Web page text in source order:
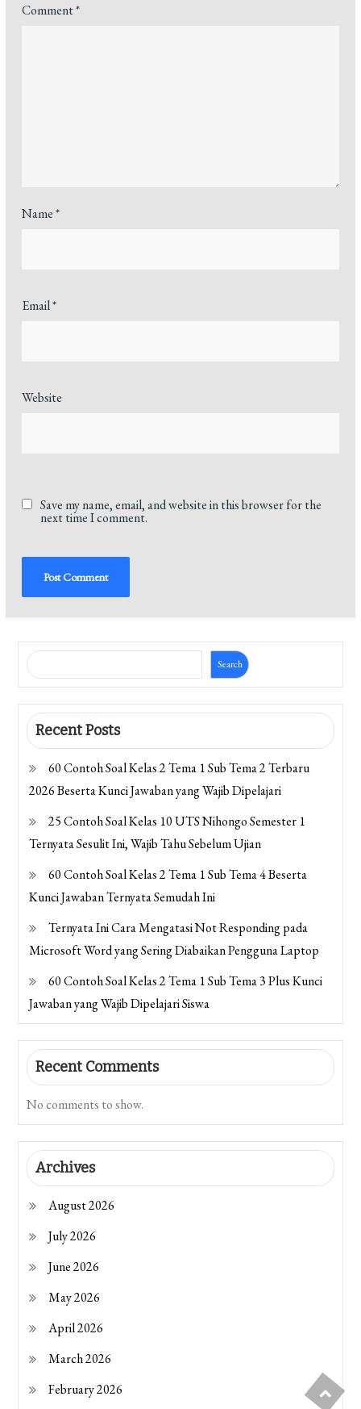
Comment*
Name*
Email*
Website
Save my name, email, and website in this browser for the
next time I comment.
Search
Recent Posts
60 Contoh Soal Kelas 2 Tema 1 Sub Tema 2 Terbaru
2026 Beserta Kunci Jawaban yang Wajib Dipelajari
25 Contoh Soal Kelas 10 UTS Nihongo Semester 1
Ternyata Sesulit Ini, Wajib Tahu Sebelum Ujian
60 Contoh Soal Kelas 2 Tema 1 Sub Tema 4 Beserta
Kunci Jawaban Ternyata Semudah Ini
Ternyata Ini Cara Mengatasi Not Responding pada
Microsoft Word yang Sering Diabaikan Pengguna Laptop
60 Contoh Soal Kelas 2 Tema 1 Sub Tema 3 Plus Kunci
Jawaban yang Wajib Dipelajari Siswa
Recent Comments
No comments to show.
Archives
August 2026
July 2026
June 2026
May 2026
April 2026
March 2026
February 2026